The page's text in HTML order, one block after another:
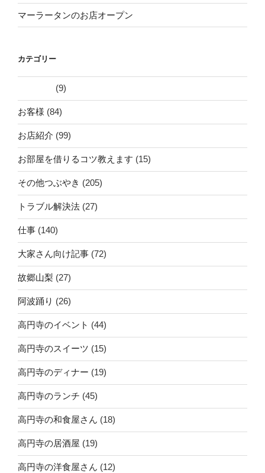
マーラータンのお店オープン
カテゴリー
(9)
お客様 (84)
お店紹介 (99)
お部屋を借りるコツ教えます (15)
その他つぶやき (205)
トラブル解決法 (27)
仕事 (140)
大家さん向け記事 (72)
故郷山梨 (27)
阿波踊り (26)
高円寺のイベント (44)
高円寺のスイーツ (15)
高円寺のディナー (19)
高円寺のランチ (45)
高円寺の和食屋さん (18)
高円寺の居酒屋 (19)
高円寺の洋食屋さん (12)